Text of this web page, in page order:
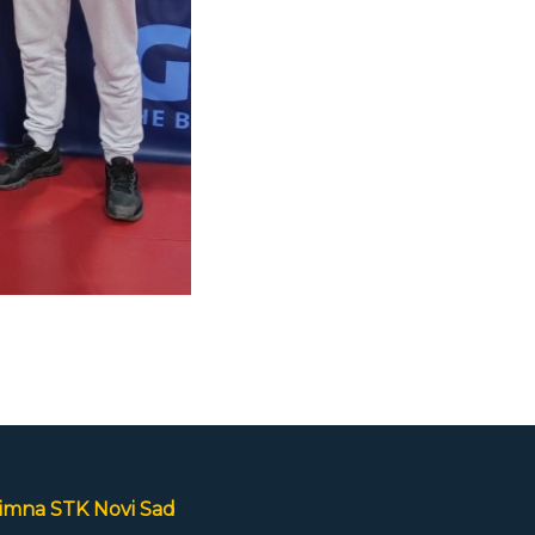
STK Novi Sad